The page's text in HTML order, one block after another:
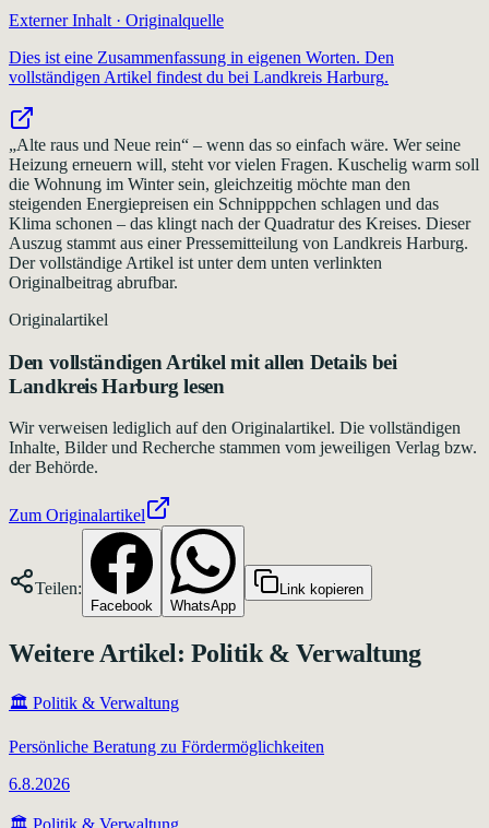
Externer Inhalt · Originalquelle
Dies ist eine Zusammenfassung in eigenen Worten. Den
vollständigen Artikel findest du bei Landkreis Harburg.
„Alte raus und Neue rein“ – wenn das so einfach wäre. Wer seine
Heizung erneuern will, steht vor vielen Fragen. Kuschelig warm soll
die Wohnung im Winter sein, gleichzeitig möchte man den
steigenden Energiepreisen ein Schnipppchen schlagen und das
Klima schonen – das klingt nach der Quadratur des Kreises. Dieser
Auszug stammt aus einer Pressemitteilung von Landkreis Harburg.
Der vollständige Artikel ist unter dem unten verlinkten
Originalbeitrag abrufbar.
Originalartikel
Den vollständigen Artikel mit allen Details bei
Landkreis Harburg lesen
Wir verweisen lediglich auf den Originalartikel. Die vollständigen
Inhalte, Bilder und Recherche stammen vom jeweiligen Verlag bzw.
der Behörde.
Zum Originalartikel
Teilen:
Facebook WhatsApp
Link kopieren
Weitere Artikel: Politik & Verwaltung
🏛️ Politik & Verwaltung
Persönliche Beratung zu Fördermöglichkeiten
6.8.2026
🏛️ Politik & Verwaltung